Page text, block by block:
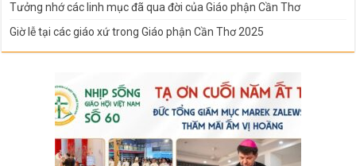
Tưởng nhớ các linh mục đã qua đời của Giáo phận Cần Thơ
Giờ lễ tại các giáo xứ trong Giáo phận Cần Thơ 2025